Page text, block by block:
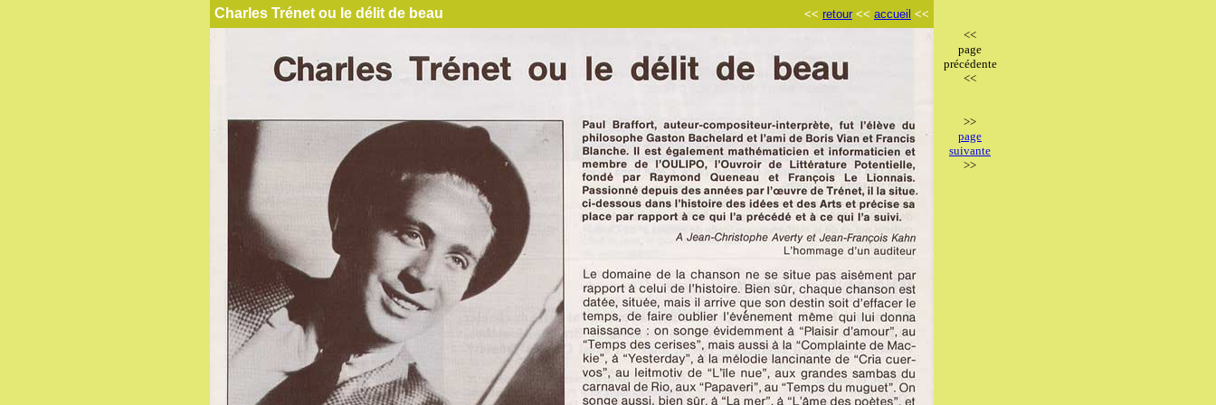
Charles Trénet ou le délit de beau << retour << accueil <<
<<
page
précédente
<<
>>
page
suivante
>>